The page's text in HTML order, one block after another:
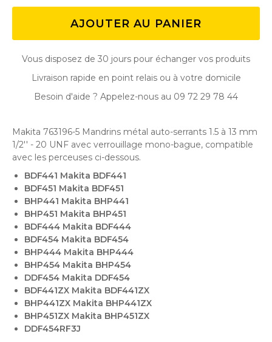
AJOUTER AU PANIER
Vous disposez de 30 jours pour échanger vos produits
Livraison rapide en point relais ou à votre domicile
Besoin d'aide ? Appelez-nous au 09 72 29 78 44
Makita 763196-5 Mandrins métal auto-serrants 1.5 à 13 mm
1/2'' - 20 UNF avec verrouillage mono-bague, compatible
avec les perceuses ci-dessous.
BDF441 Makita BDF441
BDF451 Makita BDF451
BHP441 Makita BHP441
BHP451 Makita BHP451
BDF444 Makita BDF444
BDF454 Makita BDF454
BHP444 Makita BHP444
BHP454 Makita BHP454
DDF454 Makita DDF454
BDF441ZX Makita BDF441ZX
BHP441ZX Makita BHP441ZX
BHP451ZX Makita BHP451ZX
DDF454RF3J